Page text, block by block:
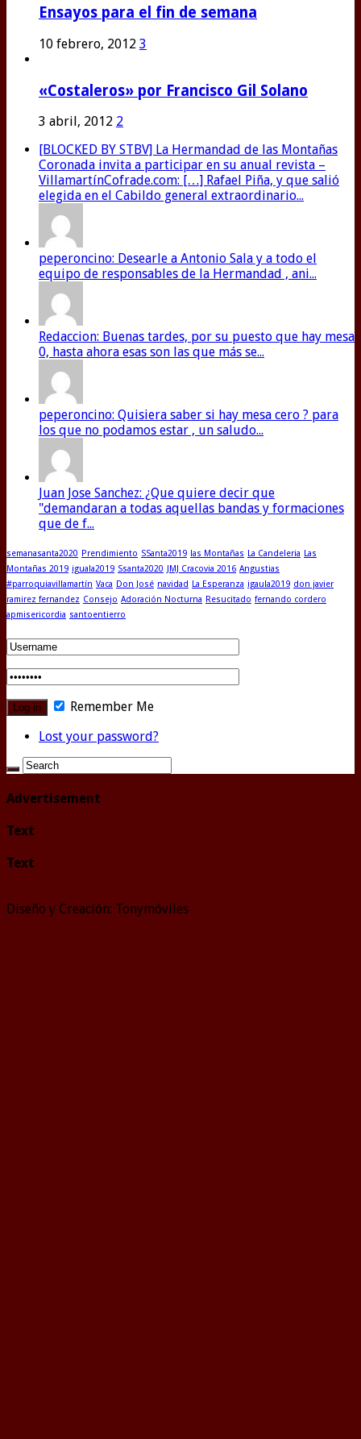
Ensayos para el fin de semana
10 febrero, 2012 3
«Costaleros» por Francisco Gil Solano
3 abril, 2012 2
[BLOCKED BY STBV] La Hermandad de las Montañas
Coronada invita a participar en su anual revista –
VillamartínCofrade.com: […] Rafael Piña, y que salió
elegida en el Cabildo general extraordinario...
peperoncino: Desearle a Antonio Sala y a todo el
equipo de responsables de la Hermandad , ani...
Redaccion: Buenas tardes, por su puesto que hay mesa
0, hasta ahora esas son las que más se...
peperoncino: Quisiera saber si hay mesa cero ? para
los que no podamos estar , un saludo...
Juan Jose Sanchez: ¿Que quiere decir que
"demandaran a todas aquellas bandas y formaciones
que de f...
semanasanta2020 Prendimiento SSanta2019 las Montañas La Candeleria Las
Montañas 2019 iguala2019 Ssanta2020 JMJ Cracovia 2016 Angustias
#parroquiavillamartín Vaca Don José navidad La Esperanza igaula2019 don javier
ramirez fernandez Consejo Adoración Nocturna Resucitado fernando cordero
apmisericordia santoentierro
Remember Me
Lost your password?
Advertisement
Text
Text
Diseño y Creación: Tonymóviles